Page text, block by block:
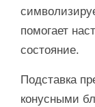
помогает
состояние.
Подставка
конусными